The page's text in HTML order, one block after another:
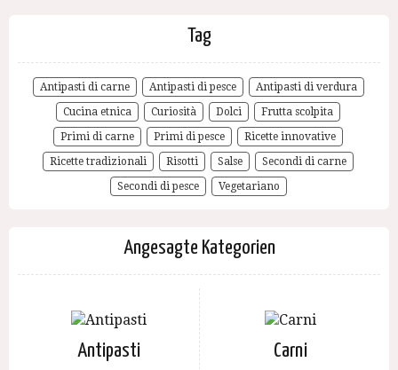
Tag
Antipasti di carne Antipasti di pesce
Antipasti di verdura
Cucina etnica
Curiosità Dolci
Frutta scolpita
Primi di carne
Primi di pesce
Ricette innovative
Ricette tradizionali
Risotti Salse
Secondi di carne
Secondi di pesce
Vegetariano
Angesagte Kategorien
Antipasti Carni